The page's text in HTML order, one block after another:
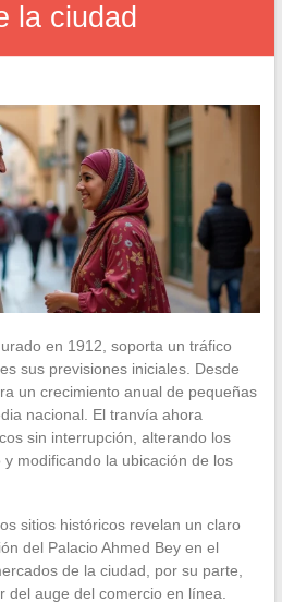
la ciudad
en 1912, soporta un tráfico
sus previsiones iniciales. Desde
un crecimiento anual de pequeñas
nacional. El tranvía ahora
sin interrupción, alterando los
modificando la ubicación de los
sitios históricos revelan un claro
del Palacio Ahmed Bey en el
de la ciudad, por su parte,
del auge del comercio en línea.